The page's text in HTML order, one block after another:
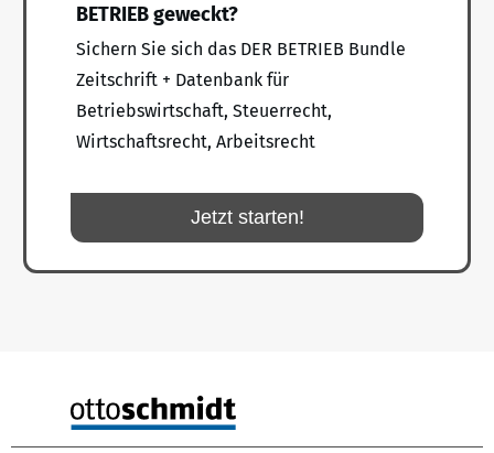
BETRIEB geweckt?
Sichern Sie sich das DER BETRIEB Bundle
Zeitschrift + Datenbank für
Betriebswirtschaft, Steuerrecht,
Wirtschaftsrecht, Arbeitsrecht
Jetzt starten!